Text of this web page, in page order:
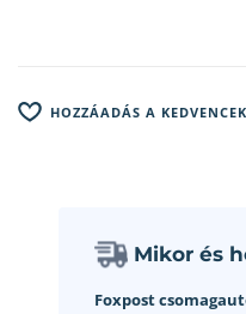
HOZZÁADÁS A
Mikor és
Foxpost